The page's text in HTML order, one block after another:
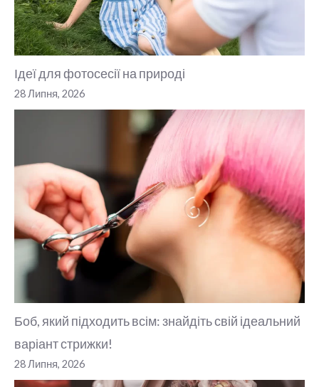
Ідеї для фотосесії на природі
28 Липня, 2026
Боб, який підходить всім: знайдіть свій ідеальний
варіант стрижки!
28 Липня, 2026